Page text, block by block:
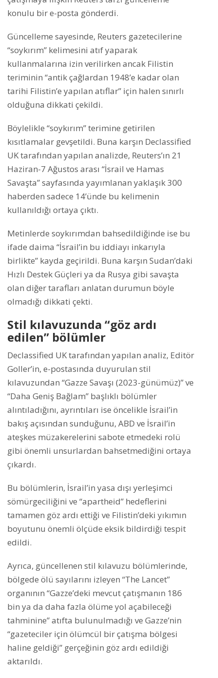
konulu bir e-posta gönderdi.
Güncelleme sayesinde, Reuters gazetecilerine
“soykırım” kelimesini atıf yaparak
kullanmalarına izin verilirken ancak Filistin
teriminin “antik çağlardan 1948’e kadar olan
tarihi Filistin’e yapılan atıflar” için halen sınırlı
olduğuna dikkati çekildi.
Böylelikle “soykırım” terimine getirilen
kısıtlamalar gevşetildi. Buna karşın Declassified
UK tarafından yapılan analizde, Reuters’ın 21
Haziran-7 Ağustos ​​arası “İsrail ve Hamas
Savaşta” sayfasında yayımlanan yaklaşık 300
haberden sadece 14’ünde bu kelimenin
kullanıldığı ortaya çıktı.
Metinlerde soykırımdan bahsedildiğinde ise bu
ifade daima “İsrail’in bu iddiayı inkarıyla
birlikte” kayda geçirildi. Buna karşın Sudan’daki
Hızlı Destek Güçleri ya da Rusya gibi savaşta
olan diğer tarafları anlatan durumun böyle
olmadığı dikkati çekti.
Stil kılavuzunda “göz ardı
edilen” bölümler
Declassified UK tarafından yapılan analiz, Editör
Goller’in, e-postasında duyurulan stil
kılavuzundan “Gazze Savaşı (2023-günümüz)” ve
“Daha Geniş Bağlam” başlıklı bölümler
alıntıladığını, ayrıntıları ise öncelikle İsrail’in
bakış açısından sunduğunu, ABD ve İsrail’in
ateşkes müzakerelerini sabote etmedeki rolü
gibi önemli unsurlardan bahsetmediğini ortaya
çıkardı.
Bu bölümlerin, İsrail’in yasa dışı yerleşimci
sömürgeciliğini ve “apartheid” hedeflerini
tamamen göz ardı ettiği ve Filistin’deki yıkımın
boyutunu önemli ölçüde eksik bildirdiği tespit
edildi.
Ayrıca, güncellenen stil kılavuzu bölümlerinde,
bölgede ölü sayılarını izleyen “The Lancet”
organının “Gazze’deki mevcut çatışmanın 186
bin ya da daha fazla ölüme yol açabileceği
tahminine” atıfta bulunulmadığı ve Gazze’nin
“gazeteciler için ölümcül bir çatışma bölgesi
haline geldiği” gerçeğinin göz ardı edildiği
aktarıldı.